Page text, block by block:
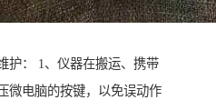
护： 1、仪器在搬运、携带
微电脑的按键，以免误动作